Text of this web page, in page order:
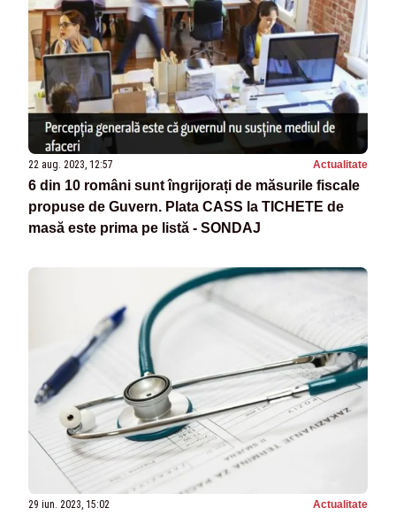
22 aug. 2023, 12:57 Actualitate
6 din 10 români sunt îngrijorați de măsurile fiscale
propuse de Guvern. Plata CASS la TICHETE de
masă este prima pe listă - SONDAJ
29 iun. 2023, 15:02 Actualitate